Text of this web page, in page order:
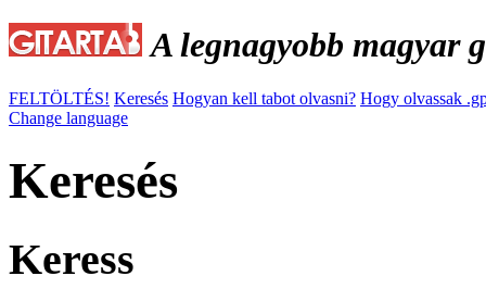
A legnagyobb magyar
FELTÖLTÉS! Keresés Hogyan kell tabot olvasni? Hogy olvassak
Change language
Keresés
Keress